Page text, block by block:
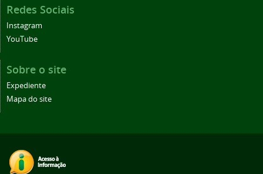
Redes Sociais
Instagram
YouTube
Sobre o site
Expediente
Mapa do site